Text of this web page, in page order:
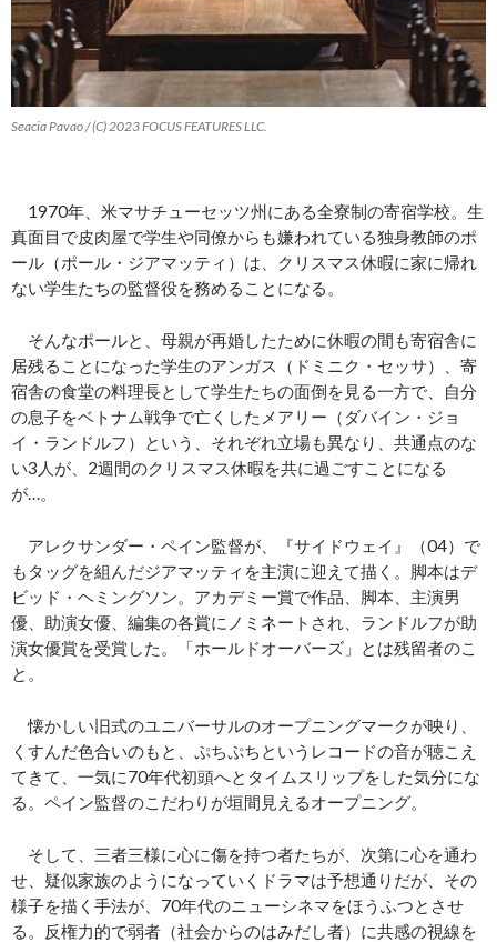
Seacia Pavao / (C) 2023 FOCUS FEATURES LLC.
1970年、米マサチューセッツ州にある全寮制の寄宿学校。生
真面目で皮肉屋で学生や同僚からも嫌われている独身教師のポ
ール（ポール・ジアマッティ）は、クリスマス休暇に家に帰れ
ない学生たちの監督役を務めることになる。
そんなポールと、母親が再婚したために休暇の間も寄宿舎に
居残ることになった学生のアンガス（ドミニク・セッサ）、寄
宿舎の食堂の料理長として学生たちの面倒を見る一方で、自分
の息子をベトナム戦争で亡くしたメアリー（ダバイン・ジョ
イ・ランドルフ）という、それぞれ立場も異なり、共通点のな
い3人が、2週間のクリスマス休暇を共に過ごすことになる
が…。
アレクサンダー・ペイン監督が、『サイドウェイ』（04）で
もタッグを組んだジアマッティを主演に迎えて描く。脚本はデ
ビッド・ヘミングソン。アカデミー賞で作品、脚本、主演男
優、助演女優、編集の各賞にノミネートされ、ランドルフが助
演女優賞を受賞した。「ホールドオーバーズ」とは残留者のこ
と。
懐かしい旧式のユニバーサルのオープニングマークが映り、
くすんだ色合いのもと、ぷちぷちというレコードの音が聴こえ
てきて、一気に70年代初頭へとタイムスリップをした気分にな
る。ペイン監督のこだわりが垣間見えるオープニング。
そして、三者三様に心に傷を持つ者たちが、次第に心を通わ
せ、疑似家族のようになっていくドラマは予想通りだが、その
様子を描く手法が、70年代のニューシネマをほうふつとさせ
る。反権力的で弱者（社会からのはみだし者）に共感の視線を